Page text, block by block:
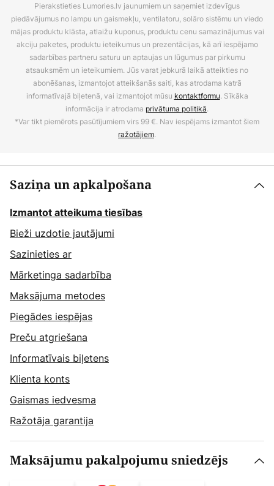
Pierakstieties Lumories.lv jaunumiem un saņemiet izdevīgus
piedāvājumus no lampu un gaismekļu, ventilatoru, solāro sistēmu un viedo
mājas produktu klāsta, atlaižu kuponus, produktu cenu samazinājumus vai
akciju paketes, produktu ieteikumus un prezentācijas, kā arī iespējamo
sadarbības partneru saturu un aptaujas un lūgumus par pirkumu
atsauksmēm un ieteikumiem. Jūs varat jebkurā laikā atteikties no
abonēšanas, izmantojot atteikšanās saiti, kas atrodama katrā
informatīvajā biļetenā, vai izmantojot mūsu kontaktformu. Sīkāka
informācija ir atrodama privātuma politikā.
*Var tikt piemērots pasūtījumiem virs 99 €. Nav iespējams izmantot šiem
ražotājiem.
Saziņa un apkalpošana
Izmantot atteikuma tiesības
Bieži uzdotie jautājumi
Sazinieties ar
Mārketinga sadarbība
Maksājuma metodes
Piegādes iespējas
Preču atgriešana
Informatīvais biļetens
Klienta konts
Gaismas iedvesma
Ražotāja garantija
Maksājumu pakalpojumu sniedzējs